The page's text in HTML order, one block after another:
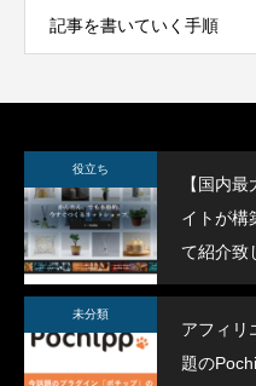
記事を書いていく手順
役立ち
【国内
イトが構
て紹介致
未分類
アフィリ
題の